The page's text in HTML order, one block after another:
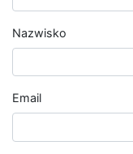
Nazwisko
Email